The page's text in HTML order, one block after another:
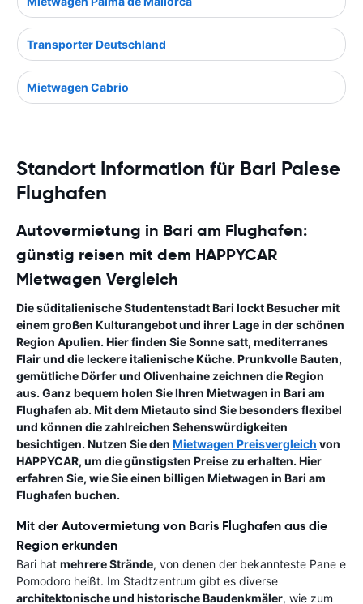
Transporter Deutschland
Mietwagen Cabrio
Standort Information für Bari Palese
Flughafen
Autovermietung in Bari am Flughafen:
günstig reisen mit dem HAPPYCAR
Mietwagen Vergleich
Die süditalienische Studentenstadt Bari lockt Besucher mit
einem großen Kulturangebot und ihrer Lage in der schönen
Region Apulien. Hier finden Sie Sonne satt, mediterranes
Flair und die leckere italienische Küche. Prunkvolle Bauten,
gemütliche Dörfer und Olivenhaine zeichnen die Region
aus. Ganz bequem holen Sie Ihren Mietwagen in Bari am
Flughafen ab. Mit dem Mietauto sind Sie besonders flexibel
und können die zahlreichen Sehenswürdigkeiten
besichtigen. Nutzen Sie den Mietwagen Preisvergleich von
HAPPYCAR, um die günstigsten Preise zu erhalten. Hier
erfahren Sie, wie Sie einen billigen Mietwagen in Bari am
Flughafen buchen.
Mit der Autovermietung von Baris Flughafen aus die
Region erkunden
Bari hat mehrere Strände, von denen der bekannteste Pane e
Pomodoro heißt. Im Stadtzentrum gibt es diverse
architektonische und historische Baudenkmäler, wie zum